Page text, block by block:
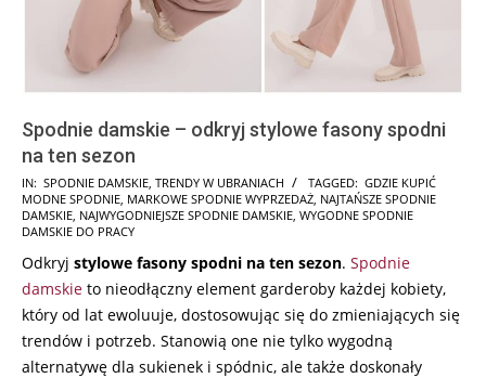
Spodnie damskie – odkryj stylowe fasony spodni
na ten sezon
2026-
02-
23
IN: SPODNIE DAMSKIE, TRENDY W UBRANIACH TAGGED: GDZIE KUPIĆ
MODNE SPODNIE, MARKOWE SPODNIE WYPRZEDAŻ, NAJTAŃSZE SPODNIE
DAMSKIE, NAJWYGODNIEJSZE SPODNIE DAMSKIE, WYGODNE SPODNIE
DAMSKIE DO PRACY
Odkryj stylowe fasony spodni na ten sezon. Spodnie
damskie to nieodłączny element garderoby każdej kobiety,
który od lat ewoluuje, dostosowując się do zmieniających się
trendów i potrzeb. Stanowią one nie tylko wygodną
alternatywę dla sukienek i spódnic, ale także doskonały